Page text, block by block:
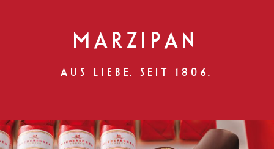
MARZIPAN
AUS LIEBE. SEIT 1806.